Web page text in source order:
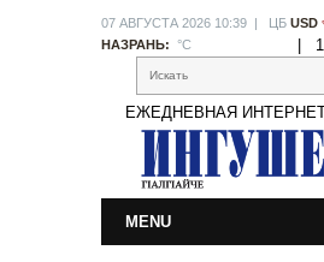
07 АВГУСТА 2026 10:39 | ЦБ USD
НАЗРАНЬ: °С
Искать
ЕЖЕДНЕВНАЯ
MENU